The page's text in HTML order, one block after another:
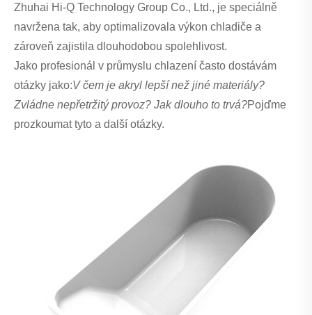
Zhuhai Hi-Q Technology Group Co., Ltd., je speciálně
navržena tak, aby optimalizovala výkon chladiče a
zároveň zajistila dlouhodobou spolehlivost.
Jako profesionál v průmyslu chlazení často dostávám
otázky jako:V čem je akryl lepší než jiné materiály?
Zvládne nepřetržitý provoz? Jak dlouho to trvá?Pojďme
prozkoumat tyto a další otázky.